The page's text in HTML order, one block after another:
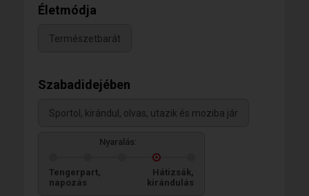
Életmódja
Természetbarát
Szabadidejében
Sportol, kirándul, olvas, utazik és moziba jár
Nyaralás:
Tengerpart,
napozás
Hátizsák,
kirándulás